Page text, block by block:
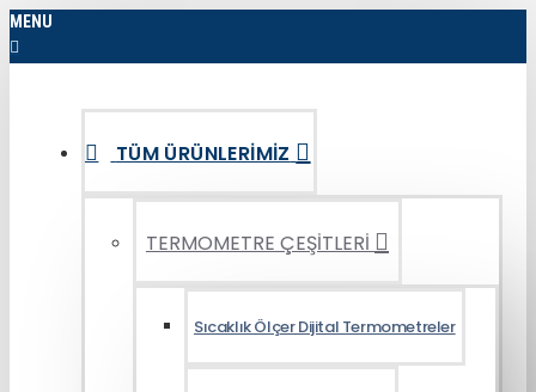
MENU
TÜM ÜRÜNLERIMIZ
TERMOMETRE ÇEŞİTLERİ
Sıcaklık Ölçer Dijital Termometreler